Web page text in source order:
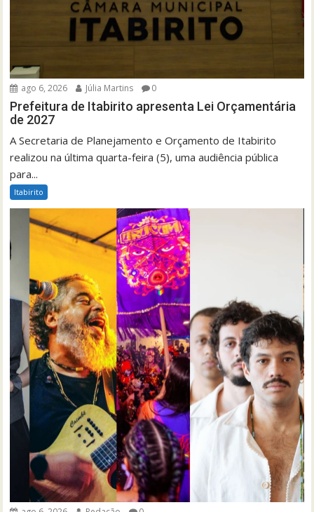
ago 6, 2026 Júlia Martins 0
Prefeitura de Itabirito apresenta Lei Orçamentária
de 2027
A Secretaria de Planejamento e Orçamento de Itabirito
realizou na última quarta-feira (5), uma audiência pública
para...
Itabirito